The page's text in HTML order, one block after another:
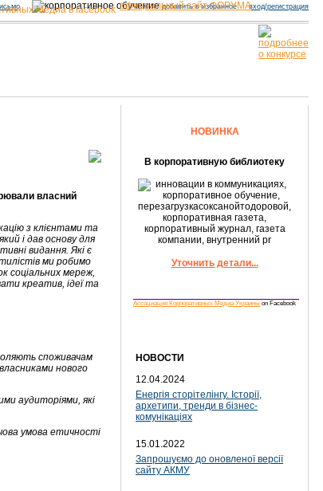
официальный сайт ФОРУМА
добавить в избранное вход/регистрация
власний
з клієнтами та
і дав основу для
видання. Які є
ми робимо
соціальних мереж,
креатив, ідеї та
споживачам
нового
аудиторіями, які
умова етичності
НОВИНКА
В корпоративную библиотеку
Уточнить детали...
Ассоциация Корпоративных Медиа Украины on Facebook
НОВОСТИ
12.04.2024
Енергія сторітелінгу. Історії,
архетипи, тренди в бізнес-
комунікаціях
15.01.2022
Запрошуємо до оновленої версії
сайту АКМУ